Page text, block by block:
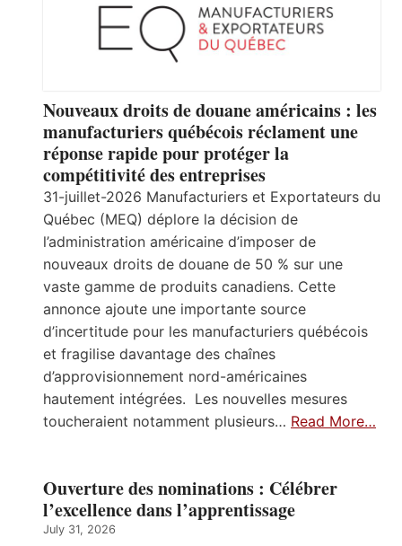
Nouveaux droits de douane américains : les
manufacturiers québécois réclament une
réponse rapide pour protéger la
compétitivité des entreprises
31-juillet-2026 Manufacturiers et Exportateurs du
Québec (MEQ) déplore la décision de
l’administration américaine d’imposer de
nouveaux droits de douane de 50 % sur une
vaste gamme de produits canadiens. Cette
annonce ajoute une importante source
d’incertitude pour les manufacturiers québécois
et fragilise davantage des chaînes
d’approvisionnement nord-américaines
hautement intégrées. Les nouvelles mesures
toucheraient notamment plusieurs… Read More…
Ouverture des nominations : Célébrer
l’excellence dans l’apprentissage
July 31, 2026